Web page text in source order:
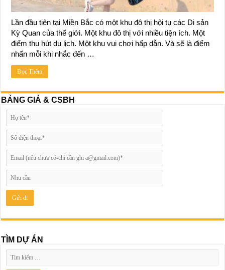
Lần đầu tiên tại Miền Bắc có một khu đô thị hội tụ các Di sản
Kỳ Quan của thế giới. Một khu đô thị với nhiều tiện ích. Một
điểm thu hút du lịch. Một khu vui chơi hấp dẫn. Và sẽ là điểm
nhấn mỗi khi nhắc đến …
Đọc Thêm
BẢNG GIÁ & CSBH
TÌM DỰ ÁN